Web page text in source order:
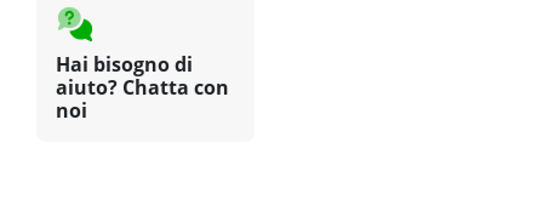
Hai bisogno di
aiuto? Chatta con
noi